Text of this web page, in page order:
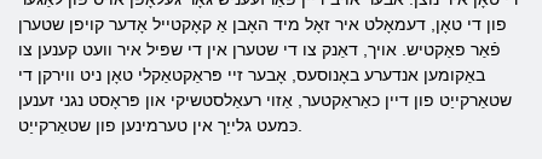
פון די טאָן, דעמאָלט איר זאָל מיד האָבן אַ קאָקטייל אָדער קויפן שטערן
פֿאַר פאַקטיש. אויך, דאַנק צו די שטערן אין די שפּיל איר וועט קענען צו
באַקומען אנדערע באָנוסעס, אָבער זיי פּראַקטאַקלי טאָן ניט ווירקן די
שטאַרקייַט פון דיין כאַראַקטער, אַזוי רעאַלסטשיקי און פּראָסט נגני זענען